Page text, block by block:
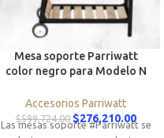
Mesa soporte Parriwatt
color negro para Modelo N
Accesorios Parriwatt
$599,724.00 $276,210.00
Las mesas soporte #Parriwatt se